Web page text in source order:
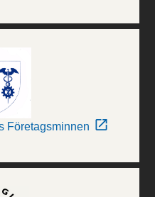
Företagsminnen